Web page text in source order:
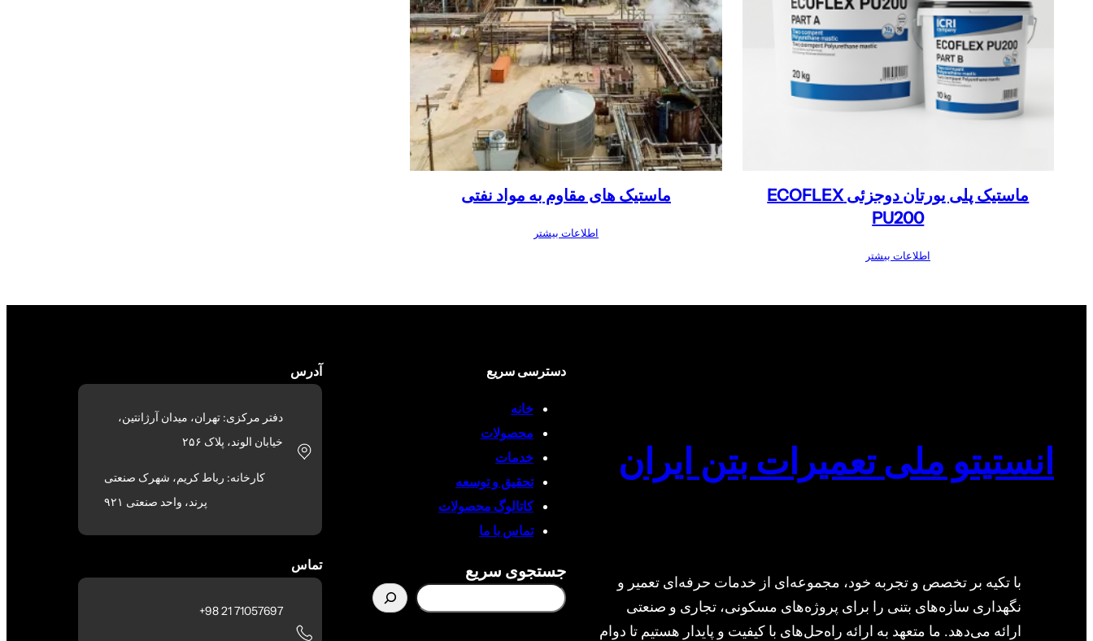
ماستیک پلی یورتان دوجزئی ECOFLEX
PU200
اطلاعات بیشتر
ماستیک های مقاوم به مواد نفتی
اطلاعات بیشتر
انستیتو ملی تعمیرات بتن ایران
با تکیه بر تخصص و تجربه خود، مجموعه‌ای از خدمات حرفه‌ای تعمیر و
نگهداری سازه‌های بتنی را برای پروژه‌های مسکونی، تجاری و صنعتی
ارائه می‌دهد. ما متعهد به ارائه راه‌حل‌های با کیفیت و پایدار هستیم تا دوام
دسترسی سریع
خانه
محصولات
خدمات
تحقیق و توسعه
کاتالوگ محصولات
تماس با ما
جستجوی سریع
آدرس
دفتر مرکزی: تهران، میدان آرژانتین،
خیابان الوند، پلاک ۲۵۶
کارخانه: رباط کریم، شهرک صنعتی
پرند، واحد صنعتی ۹۲۱
تماس
71057697 21 98+